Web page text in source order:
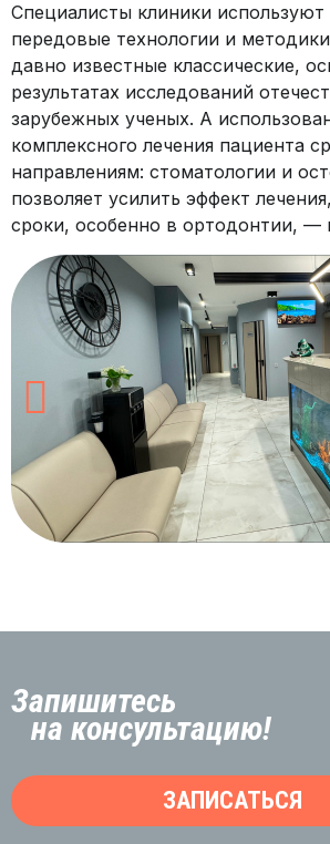
Специалисты клиники используют
передовые технологии и
давно известные классические,
результатах исследований
зарубежных ученых. А
комплексного лечения пациента
направлениям: стоматологии и
позволяет усилить эффект
сроки, особенно в ортодонтии, —
Запишитесь
на консультацию!
ЗАПИСАТЬСЯ